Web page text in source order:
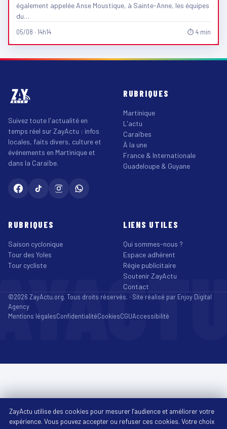
également appelée Anse Moustique, à Sainte-Anne, les équipes
du…
05/08 · 14h14 ⏱ 4 min
Suivez toute l'actualité en
temps réel sur ZayActu : infos
locales, faits divers, culture et
événements en Martinique et
dans la Caraïbe.
RUBRIQUES
Martinique
L'actu
Caraïbes
À la une
France & Internationale
Guadeloupe & Guyane
RUBRIQUES
Saison cyclonique
Tour des Yoles
Tour cycliste
LIENS UTILES
Qui sommes-nous ?
Espace adhérent
Régie publicitaire
Soutenir ZayActu
Contact
©2026 ZayActu.org. Tous droits réservés. · Site réalisé par Enjoy Digital
Agency
Mentions légalesConfidentialitéCookiesCGUAccessibilité
ZayActu utilise des cookies pour mesurer l’audience et améliorer votre
expérience. Vous pouvez accepter ou refuser ces cookies. Votre choix